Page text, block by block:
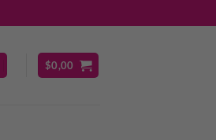
$0,00